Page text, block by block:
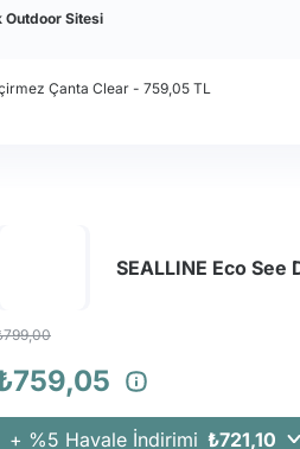
Outdoor Sitesi
SEALLINE Eco
+ %5 Havale İndirimi ₺721,10